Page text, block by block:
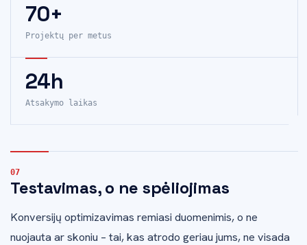
70+
Projektų per metus
24h
Atsakymo laikas
Testavimas, o ne spėliojimas
Konversijų optimizavimas remiasi duomenimis, o ne
nuojauta ar skoniu – tai, kas atrodo geriau jums, ne visada